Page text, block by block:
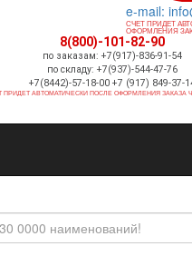
e-mail:
СЧЕТ ПРИДЕТ
ОФОРМЛЕНИЯ
8(800)-101-82-90
по заказам: +7(917)-836-91-54
по складу: +7(937)-544-47-76
+7(8442)-57-18-00 +7 (917) 849-37-
ПРИДЕТ АВТОМАТИЧЕСКИ ПОСЛЕ ОФОРМЛЕНИЯ ЗАКАЗА